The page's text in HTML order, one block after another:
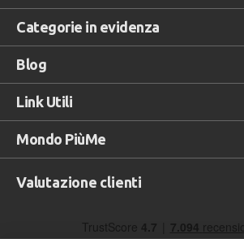
Categorie in evidenza
Blog
Link Utili
Mondo PiùMe
Valutazione clienti